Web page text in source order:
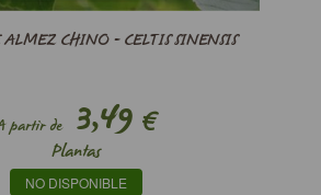
ALMEZ CHINO - CELTIS SINENSIS
partir de3,49 €
Plantas
NO DISPONIBLE